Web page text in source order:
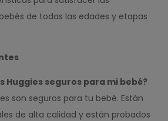
de todas las edades y etapas
Huggies seguros para mi bebé?
son seguros para tu bebé. Están
de alta calidad y están probados